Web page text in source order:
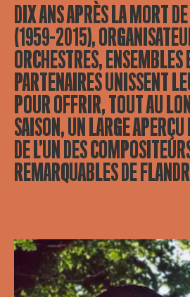
DIX ANS APRÈS LA MORT
(1959–2015),
ORCHESTRES, ENSEMBLES
PARTENAIRES UNISSENT
POUR OFFRIR, TOUT AU
SAISON, UN LARGE
DE L’UN DES
REMARQUABLES DE